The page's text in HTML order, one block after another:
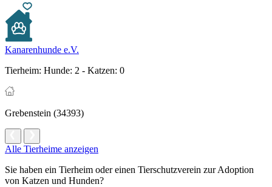
Kanarenhunde e.V.
Tierheim: Hunde: 2 - Katzen: 0
Grebenstein (34393)
Alle Tierheime anzeigen
Sie haben ein Tierheim oder einen Tierschutzverein zur Adoption
von Katzen und Hunden?